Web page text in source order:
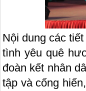
Nội dung các
tình yêu quê
đoàn kết nhân
tập và cống